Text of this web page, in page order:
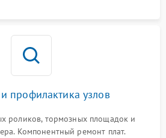
профилактика узлов
роликов, тормозных площадок и
Компонентный ремонт плат.